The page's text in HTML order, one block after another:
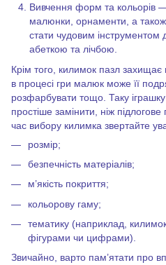
Вивчення форм та кольорів
малюнки, орнаменти, а також
стати чудовим
абеткою та лічбою.
Крім того, килимок пазл
в процесі гри малюк може її
розфарбувати тощо. Таку
простіше замінити, ніж підлогове
час вибору килимка звертайте
розмір;
безпечність матеріалів;
м’якість покриття;
кольорову гаму;
тематику (наприклад,
фігурами чи цифрами).
Звичайно, варто пам’ятати про